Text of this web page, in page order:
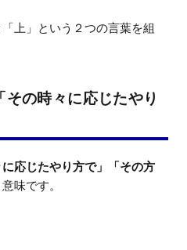
上」という２つの言葉を組
その時々に応じたやり
に応じたやり方で」「その方
味です。